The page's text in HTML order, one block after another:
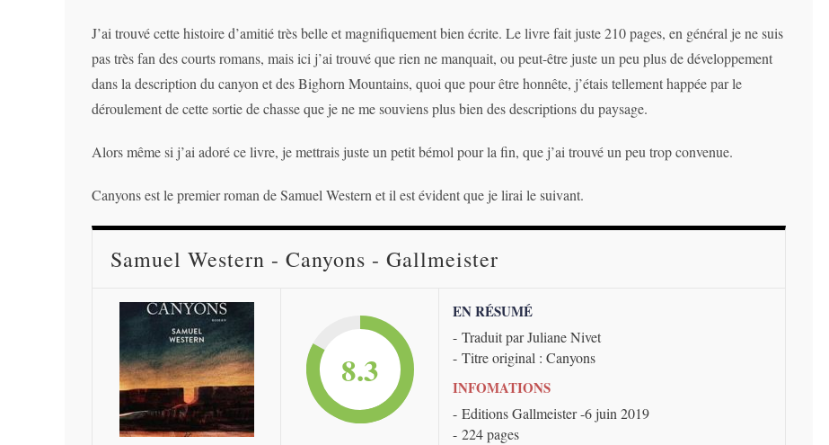
J’ai trouvé cette histoire d’amitié très belle et magnifiquement bien écrite. Le livre fait juste 210 pages, en général je ne suis
pas très fan des courts romans, mais ici j’ai trouvé que rien ne manquait, ou peut-être juste un peu plus de développement
dans la description du canyon et des Bighorn Mountains, quoi que pour être honnête, j’étais tellement happée par le
déroulement de cette sortie de chasse que je ne me souviens plus bien des descriptions du paysage.
Alors même si j’ai adoré ce livre, je mettrais juste un petit bémol pour la fin, que j’ai trouvé un peu trop convenue.
Canyons est le premier roman de Samuel Western et il est évident que je lirai le suivant.
Samuel Western - Canyons - Gallmeister
8.3
EN RÉSUMÉ
Traduit par Juliane Nivet
Titre original : Canyons
INFOMATIONS
Editions Gallmeister -6 juin 2019
224 pages